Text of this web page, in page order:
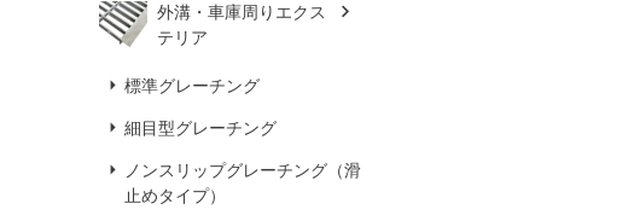
外溝・車庫周りエクス
テリア
標準グレーチング
細目型グレーチング
ノンスリップグレーチング（滑
止めタイプ）